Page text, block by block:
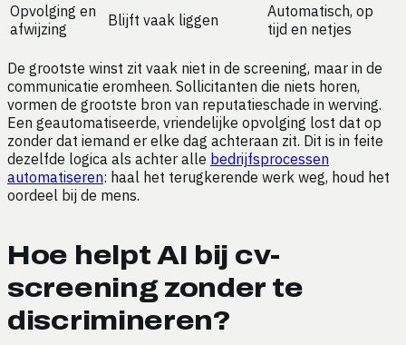
Opvolging en
afwijzing
Blijft vaak liggen
Automatisch, op
tijd en netjes
De grootste winst zit vaak niet in de screening, maar in de
communicatie eromheen. Sollicitanten die niets horen,
vormen de grootste bron van reputatieschade in werving.
Een geautomatiseerde, vriendelijke opvolging lost dat op
zonder dat iemand er elke dag achteraan zit. Dit is in feite
dezelfde logica als achter alle bedrijfsprocessen
automatiseren: haal het terugkerende werk weg, houd het
oordeel bij de mens.
Hoe helpt AI bij cv-
screening zonder te
discrimineren?